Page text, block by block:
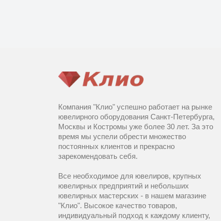
Компания "Клио" успешно работает на рынке
ювелирного оборудования Санкт-Петербурга,
Москвы и Костромы уже более 30 лет. За это
время мы успели обрести множество
постоянных клиентов и прекрасно
зарекомендовать себя.
Все необходимое для ювелиров, крупных
ювелирных предприятий и небольших
ювелирных мастерских - в нашем магазине
"Клио". Высокое качество товаров,
индивидуальный подход к каждому клиенту,